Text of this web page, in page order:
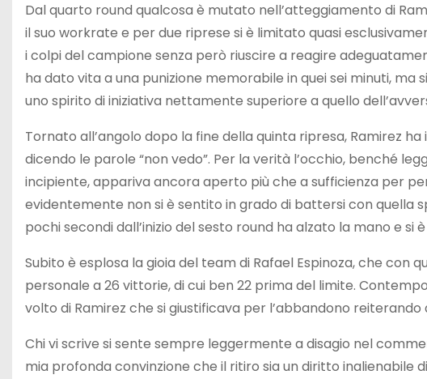
Dal quarto round qualcosa è mutato nell’atteggiamento di
il suo workrate e per due riprese si è limitato quasi
i colpi del campione senza però riuscire a reagire
ha dato vita a una punizione memorabile in quei sei minuti,
uno spirito di iniziativa nettamente superiore a quello
Tornato all’angolo dopo la fine della quinta ripresa, Ramirez
dicendo le parole “non vedo”. Per la verità l’occhio, benché
incipiente, appariva ancora aperto più che a sufficienza per
evidentemente non si è sentito in grado di battersi con quella
pochi secondi dall’inizio del sesto round ha alzato la mano e si
Subito è esplosa la gioia del team di Rafael Espinoza, che
personale a 26 vittorie, di cui ben 22 prima del limite.
volto di Ramirez che si giustificava per l’abbandono
Chi vi scrive si sente sempre leggermente a disagio nel
mia profonda convinzione che il ritiro sia un diritto inalienabile